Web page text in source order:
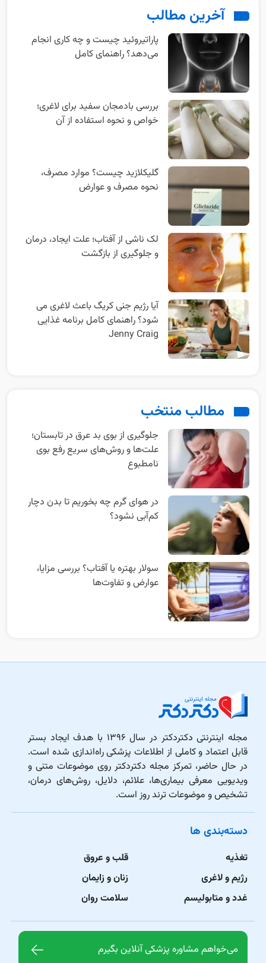
آخرین مطالب
پاراتیروئید چیست و چه کاری انجام
می‌دهد؟ راهنمای کامل
بررسی بادمجان سفید برای لاغری؛
خواص و نحوه استفاده از آن
گلیکلازید چیست؟ موارد مصرف،
نحوه مصرف و عوارض
لک ناشی از آفتاب؛ علت ایجاد، درمان
و جلوگیری از بازگشت
آیا رژیم جنی کریگ باعث لاغری می
شود؟ راهنمای کامل برنامه غذایی
Jenny Craig
مطالب منتخب
جلوگیری از بوی بد عرق در تابستان؛
علت‌ها و روش‌های سریع رفع بوی
نامطبوع
در هوای گرم چه بخوریم تا بدن دچار
کم‌آبی نشود؟
سولار بهتره یا آفتاب؟ بررسی مزایا،
عوارض و تفاوت‌ها
مجله اینترنتی دکتردکتر در سال ۱۳۹۶ با هدف ایجاد بستر
قابل اعتماد و کاملی از اطلاعات پزشکی راه‌اندازی شده است.
در حال حاضر، تمرکز مجله دکتردکتر روی موضوعات متنی و
ویدیویی معرفی بیماری‌ها، علائم، دلایل، روش‌های درمان،
تشخیص و موضوعات ترند روز است.
دسته‌بندی ها
تغذیه
رژیم و لاغری
غدد و متابولیسم
قلب و عروق
زنان و زایمان
سلامت روان
می‌خواهم مشاوره پزشکی آنلاین بگیرم